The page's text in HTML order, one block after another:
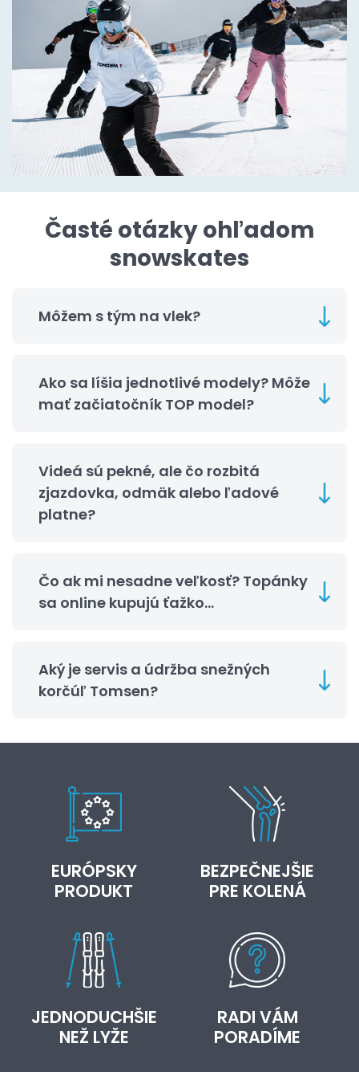
Časté otázky ohľadom
snowskates
Môžem s tým na vlek?
Ako sa líšia jednotlivé modely? Môže
mať začiatočník TOP model?
Videá sú pekné, ale čo rozbitá
zjazdovka, odmäk alebo ľadové
platne?
Čo ak mi nesadne veľkosť? Topánky
sa online kupujú ťažko…
Aký je servis a údržba snežných
korčúľ Tomsen?
EURÓPSKY
PRODUKT
BEZPEČNEJŠIE
PRE KOLENÁ
JEDNODUCHŠIE
NEŽ LYŽE
RADI VÁM
PORADÍME